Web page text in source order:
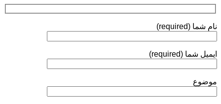
ولو
نیکل
نام شما (required)
ایمیل شما (required)
موضوع